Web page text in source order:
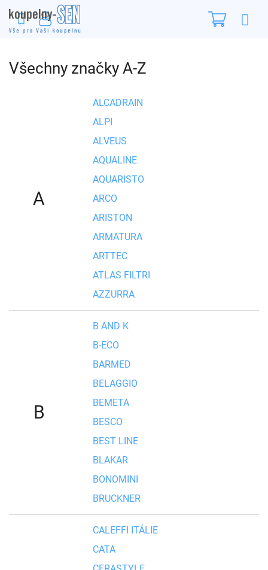
na
obsah
Všechny značky A-Z
A
ALCADRAIN
ALPI
ALVEUS
AQUALINE
AQUARISTO
ARCO
ARISTON
ARMATURA
ARTTEC
ATLAS FILTRI
AZZURRA
B
B AND K
B-ECO
BARMED
BELAGGIO
BEMETA
BESCO
BEST LINE
BLAKAR
BONOMINI
BRUCKNER
CALEFFI ITÁLIE
CATA